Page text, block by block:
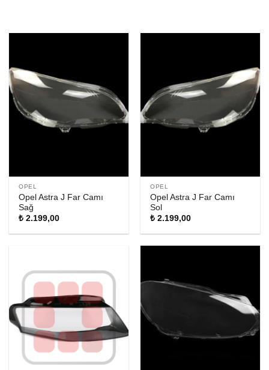
OPEL
Opel Astra J Far Camı
Sağ
₺ 2.199,00
OPEL
Opel Astra J Far Camı
Sol
₺ 2.199,00